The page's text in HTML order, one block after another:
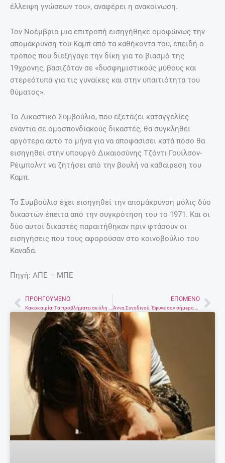
έλλειψη γνώσεων του», αναφέρει η ανακοίνωση.
Τον Νοέμβριο μια επιτροπή εισηγήθηκε ομοφώνως την
απομάκρυνση του Καμπ από τα καθήκοντα του, επειδή ο
τρόπος που διεξήγαγε την δίκη για το βιασμό της
19χρονης, βασιζόταν σε «δυσφημιστικούς μύθους και
στερεότυπα για τις γυναίκες και στην υπαιτιότητα του
θύματος».
Το Δικαστικό Συμβούλιο, που εξετάζει καταγγελίες
ενάντια σε ομοσπονδιακούς δικαστές, θα συγκληθεί
αργότερα αυτό το μήνα για να αποφασίσει κατά πόσο θα
εισηγηθεί στην υπουργό Δικαιοσύνης Τζόντι Γουίλσον-
Ρέιμπολντ να ζητήσει από την βουλή να καθαίρεση του
Καμπ.
Το Συμβούλιο έχει εισηγηθεί την απομάκρυνση μόλις δύο
δικαστών έπειτα από την συγκρότηση του το 1971. Και οι
δύο αυτοί δικαστές παραιτήθηκαν πριν φτάσουν οι
εισηγήσεις που τους αφορούσαν στο κοινοβούλιο του
Καναδά.
Πηγή: ΑΠΕ – ΜΠΕ
Prev
ΠΡΟΗΓΟΎΜΕΝΟ ΕΠΌΜΕΝΟ